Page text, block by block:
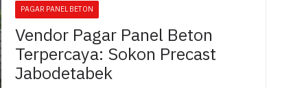
PAGAR PANEL BETON
Vendor Pagar Panel Beton
Terpercaya: Sokon Precast
Jabodetabek